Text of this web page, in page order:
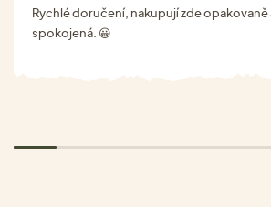
Rychlé doručení, nakupují zde opakovaně
spokojená. 😀